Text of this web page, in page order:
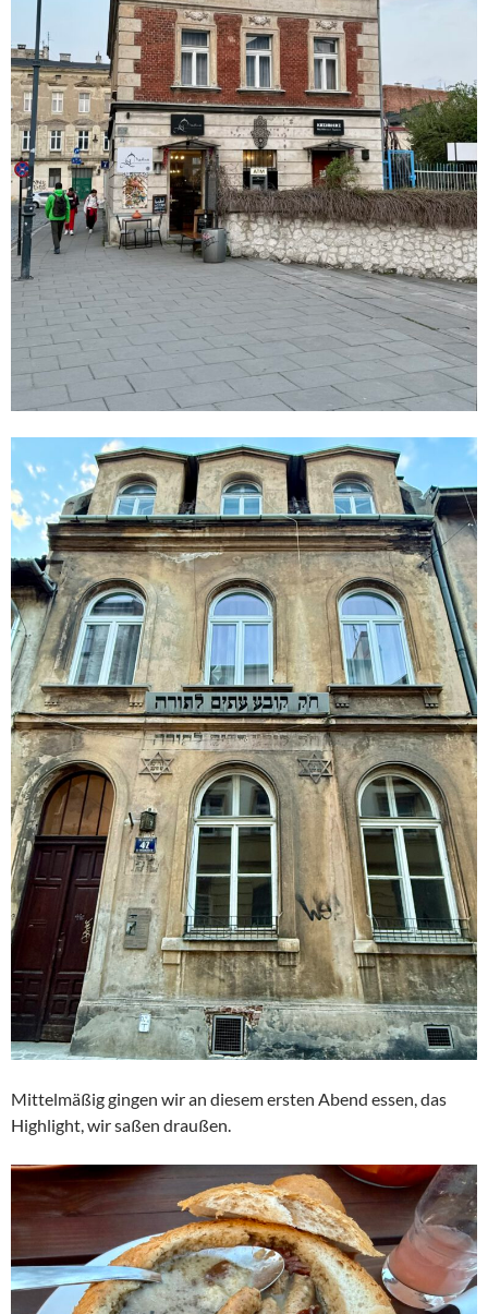
Mittelmäßig gingen wir an diesem ersten Abend essen, das
Highlight, wir saßen draußen.